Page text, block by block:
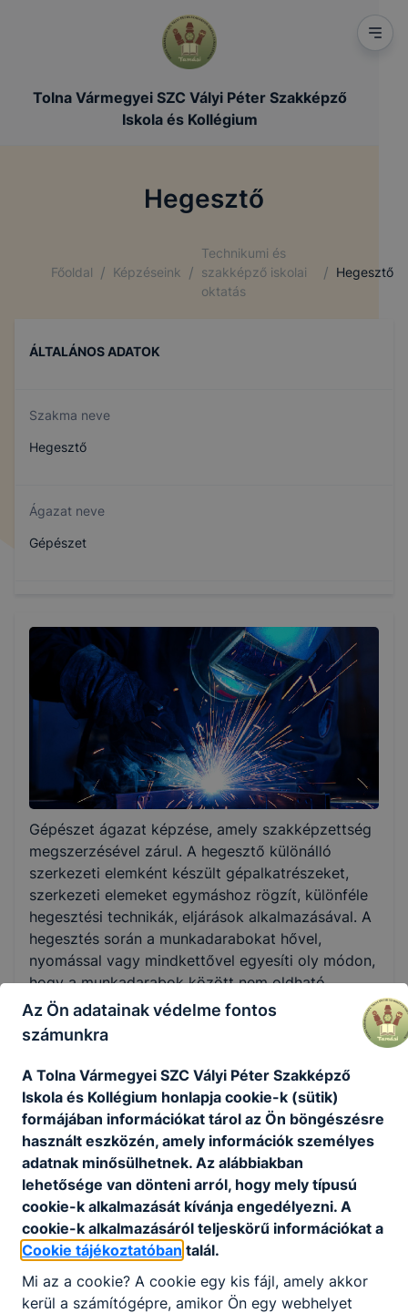
Tolna Vármegyei SZC Vályi Péter Szakképző
Iskola és Kollégium
Hegesztő
Főoldal / Képzéseink /
Technikumi és
szakképző iskolai
oktatás
/ Hegesztő
ÁLTALÁNOS ADATOK
Szakma neve
Hegesztő
Ágazat neve
Gépészet
407151008
Képzés időtartama
Választható szakmairányok:
Nem válaszható
KKK/PTT
KKK letöltése (pdf)
PTT letöltése (pdf)
Okleveles technikusképzés
Nem
Gépészet ágazat képzése, amely szakképzettség
megszerzésével zárul. A hegesztő különálló
szerkezeti elemként készült gépalkatrészeket,
szerkezeti elemeket egymáshoz rögzít, különféle
hegesztési technikák, eljárások alkalmazásával. A
hegesztés során a munkadarabokat hővel,
nyomással vagy mindkettővel egyesíti oly módon,
hogy a munkadarabok között nem oldható
kapcsolat jön létre.
Pontos, önálló, szabálykövető magatartással
céljára és a technológiára vonatkozó
dokumentumokat. Ismeri és biztonsággal
használja a kézi és kisgépes fémalakító
műveletekhez használatos gépeket,
szerszámokat, mérőeszközöket,
védőfelszereléseket.
Ajánlott minden ﬁatal számára, akit érdekel a
kisebb-nagyobb acélszerkezetek, csőhálózatok,
gépelemek, tartályok hegesztése, aki szeret
alkotni, szerszámokat használni.
Az Ön adatainak védelme fontos
számunkra
A Tolna Vármegyei SZC Vályi Péter Szakképző
Iskola és Kollégium honlapja cookie-k (sütik)
formájában információkat tárol az Ön böngészésre
használt eszközén, amely információk személyes
adatnak minősülhetnek. Az alábbiakban
lehetősége van dönteni arról, hogy mely típusú
cookie-k alkalmazását kívánja engedélyezni. A
cookie-k alkalmazásáról teljeskörű információkat a
Cookie tájékoztatóban talál.
Mi az a cookie? A cookie egy kis fájl, amely akkor
kerül a számítógépre, amikor Ön egy webhelyet